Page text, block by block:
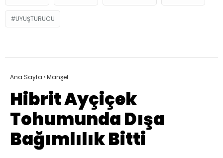
UYUŞTURUCU
Ana Sayfa ›Manşet
Hibrit Ayçiçek
Tohumunda Dışa
Bağımlılık Bitti